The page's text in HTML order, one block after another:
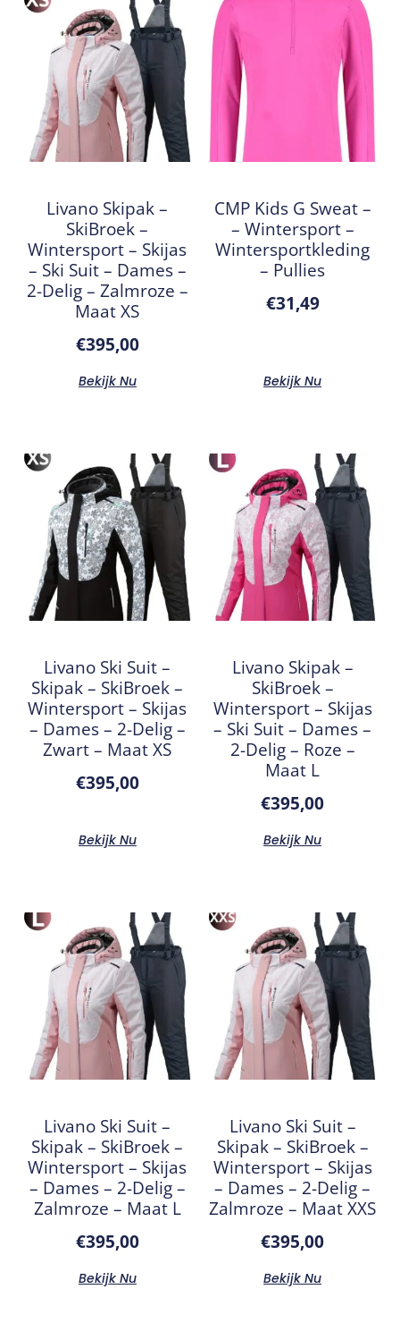
Livano Skipak –
SkiBroek –
Wintersport – Skijas
– Ski Suit – Dames –
2-Delig – Zalmroze –
Maat XS
€395,00
Bekijk Nu
CMP Kids G Sweat –
– Wintersport –
Wintersportkleding
– Pullies
€31,49
Bekijk Nu
Livano Ski Suit –
Skipak – SkiBroek –
Wintersport – Skijas
– Dames – 2-Delig –
Zwart – Maat XS
€395,00
Bekijk Nu
Livano Skipak –
SkiBroek –
Wintersport – Skijas
– Ski Suit – Dames –
2-Delig – Roze –
Maat L
€395,00
Bekijk Nu
Livano Ski Suit –
Skipak – SkiBroek –
Wintersport – Skijas
– Dames – 2-Delig –
Zalmroze – Maat L
€395,00
Bekijk Nu
Livano Ski Suit –
Skipak – SkiBroek –
Wintersport – Skijas
– Dames – 2-Delig –
Zalmroze – Maat XXS
€395,00
Bekijk Nu